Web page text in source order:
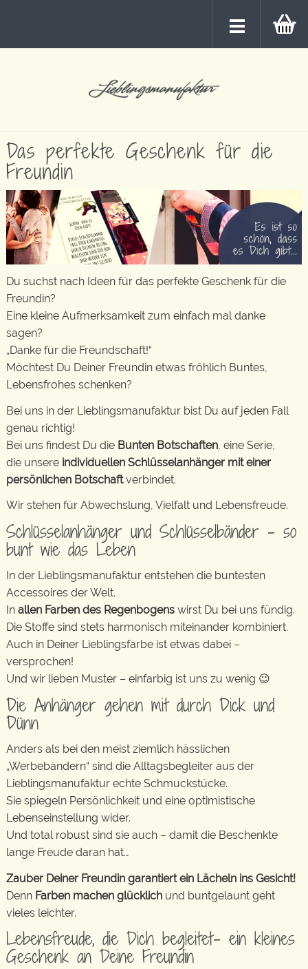
Das perfekte Geschenk für die
Freundin
Du suchst nach Ideen für das perfekte Geschenk für die
Freundin?
Eine kleine Aufmerksamkeit zum einfach mal danke
sagen?
„Danke für die Freundschaft!“
Möchtest Du Deiner Freundin etwas fröhlich Buntes,
Lebensfrohes schenken?
Bei uns in der Lieblingsmanufaktur bist Du auf jeden Fall
genau richtig!
Bei uns findest Du die Bunten Botschaften , eine Serie,
die unsere individuellen Schlüsselanhänger mit einer
persönlichen Botschaftverbindet.
Wir stehen für Abwechslung, Vielfalt und Lebensfreude.
Schlüsselanhänger und Schlüsselbänder – so
bunt wie das Leben
In der Lieblingsmanufaktur entstehen die buntesten
Accessoires der Welt.
In allen Farben des Regenbogens wirst Du bei uns fündig.
Die Stoffe sind stets harmonisch miteinander kombiniert.
Auch in Deiner Lieblingsfarbe ist etwas dabei –
versprochen!
Und wir lieben Muster – einfarbig ist uns zu wenig 😉
Die Anhänger gehen mit durch Dick und
Dünn
Anders als bei den meist ziemlich hässlichen
„Werbebändern“ sind die Alltagsbegleiter aus der
Lieblingsmanufaktur echte Schmuckstücke.
Sie spiegeln Persönlichkeit und eine optimistische
Lebenseinstellung wider.
Und total robust sind sie auch – damit die Beschenkte
lange Freude daran hat…
Zauber Deiner Freundin garantiert ein Lächeln ins Gesicht!
Denn Farben machen glücklich und buntgelaunt geht
vieles leichter.
Lebensfreude, die Dich begleitet- ein kleines
Geschenk an Deine Freundin